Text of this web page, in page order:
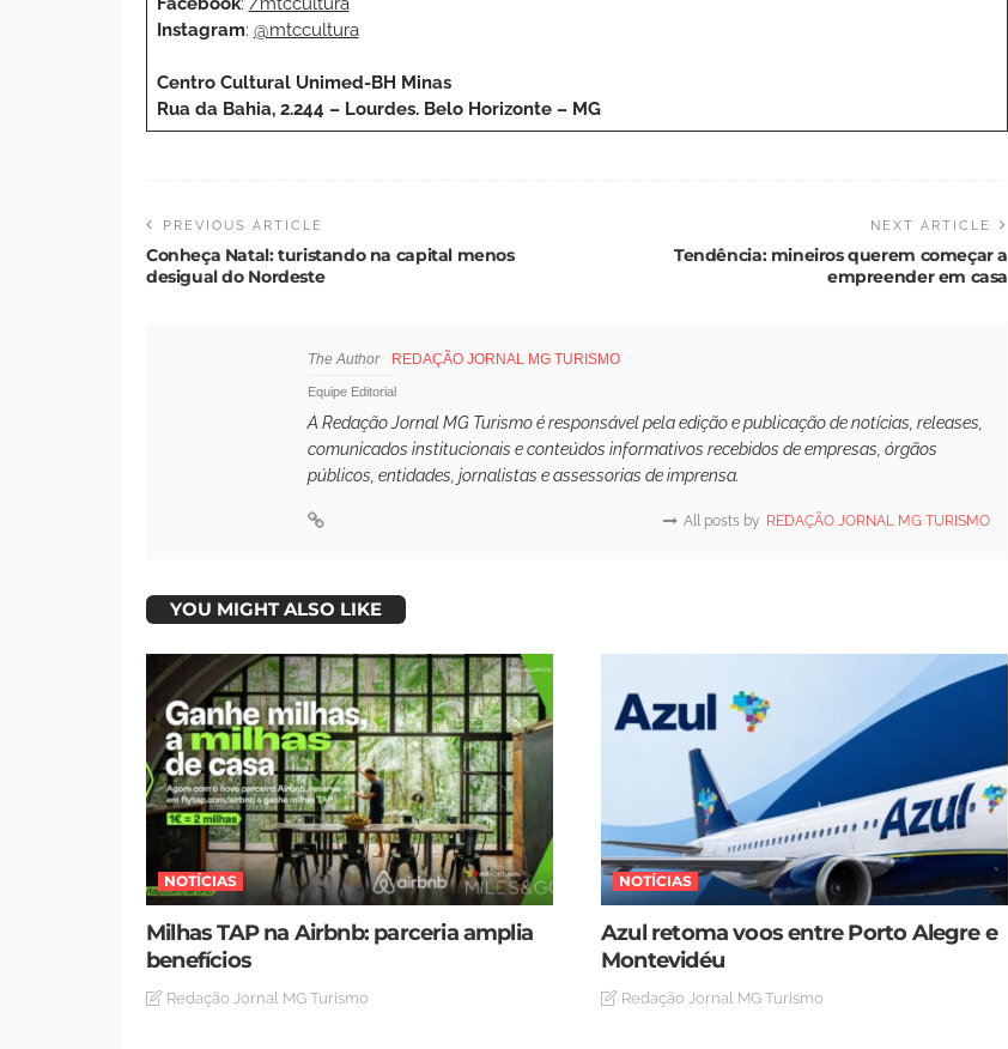
Instagram: @mtccultura
Centro Cultural Unimed-BH Minas
Rua da Bahia, 2.244 – Lourdes. Belo Horizonte – MG
PREVIOUS ARTICLE
Conheça Natal: turistando na capital menos
desigual do Nordeste
NEXT ARTICLE
Tendência: mineiros querem começar a
empreender em casa
The Author REDAÇÃO JORNAL MG TURISMO
Equipe Editorial
A Redação Jornal MG Turismo é responsável pela edição e publicação de notícias, releases,
comunicados institucionais e conteúdos informativos recebidos de empresas, órgãos
públicos, entidades, jornalistas e assessorias de imprensa.
All posts by REDAÇÃO JORNAL MG TURISMO
YOU MIGHT ALSO LIKE
NOTÍCIAS
Milhas TAP na Airbnb: parceria amplia
benefícios
Redação Jornal MG Turismo
NOTÍCIAS
Azul retoma voos entre Porto Alegre e
Montevidéu
Redação Jornal MG Turismo